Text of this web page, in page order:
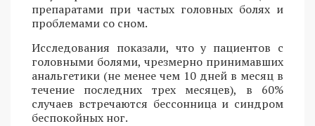
препаратами при частых головных болях и
проблемами со сном.
Исследования показали, что у пациентов с
головными болями, чрезмерно принимавших
анальгетики (не менее чем 10 дней в месяц в
течение последних трех месяцев), в 60%
случаев встречаются бессонница и синдром
беспокойных ног.